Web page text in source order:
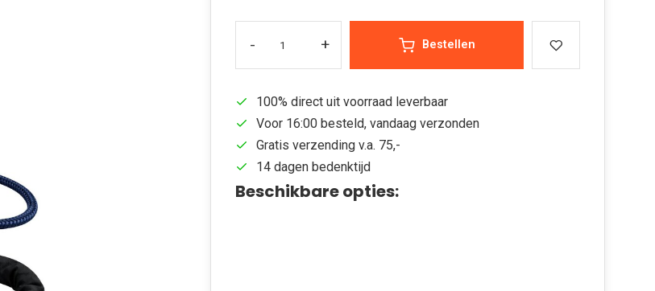
- + Bestellen
100% direct uit voorraad leverbaar
Voor 16:00 besteld, vandaag verzonden
Gratis verzending v.a. 75,-
14 dagen bedenktijd
Beschikbare opties: